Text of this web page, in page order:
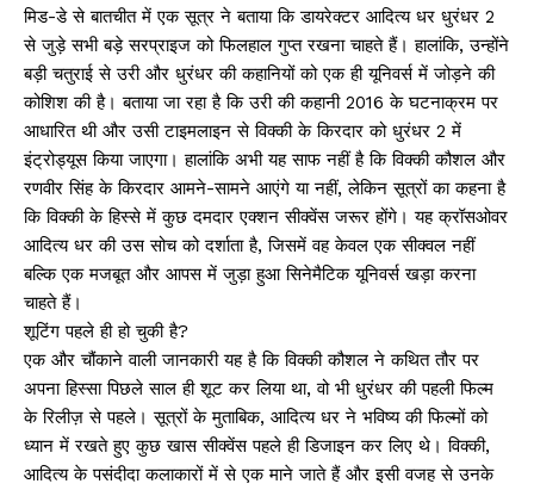
मिड-डे से बातचीत में एक सूत्र ने बताया कि डायरेक्टर आदित्य धर धुरंधर 2
से जुड़े सभी बड़े सरप्राइज को फिलहाल गुप्त रखना चाहते हैं। हालांकि, उन्होंने
बड़ी चतुराई से उरी और धुरंधर की कहानियों को एक ही यूनिवर्स में जोड़ने की
कोशिश की है। बताया जा रहा है कि उरी की कहानी 2016 के घटनाक्रम पर
आधारित थी और उसी टाइमलाइन से विक्की के किरदार को धुरंधर 2 में
इंट्रोड्यूस किया जाएगा। हालांकि अभी यह साफ नहीं है कि विक्की कौशल और
रणवीर सिंह के किरदार आमने-सामने आएंगे या नहीं, लेकिन सूत्रों का कहना है
कि विक्की के हिस्से में कुछ दमदार एक्शन सीक्वेंस जरूर होंगे। यह क्रॉसओवर
आदित्य धर की उस सोच को दर्शाता है, जिसमें वह केवल एक सीक्वल नहीं
बल्कि एक मजबूत और आपस में जुड़ा हुआ सिनेमैटिक यूनिवर्स खड़ा करना
चाहते हैं।
शूटिंग पहले ही हो चुकी है?
एक और चौंकाने वाली जानकारी यह है कि विक्की कौशल ने कथित तौर पर
अपना हिस्सा पिछले साल ही शूट कर लिया था, वो भी धुरंधर की पहली फिल्म
के रिलीज़ से पहले। सूत्रों के मुताबिक, आदित्य धर ने भविष्य की फिल्मों को
ध्यान में रखते हुए कुछ खास सीक्वेंस पहले ही डिजाइन कर लिए थे। विक्की,
आदित्य के पसंदीदा कलाकारों में से एक माने जाते हैं और इसी वजह से उनके